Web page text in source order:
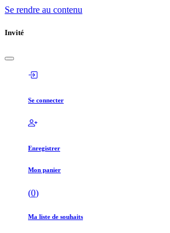
Se rendre au contenu
Invité
Se connecter
Enregistrer
Mon panier
(0)
Ma liste de souhaits